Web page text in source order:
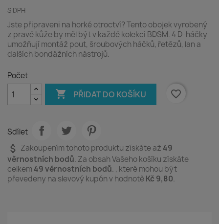
S DPH
Jste připraveni na horké otroctví? Tento obojek vyrobený
z pravé kůže by měl být v každé kolekci BDSM. 4 D-háčky
umožňují montáž pout, šroubových háčků, řetězů, lan a
dalších bondážních nástrojů.
Počet
 PŘIDAT DO KOŠÍKU favorite_border
Sdílet
attach_money Zakoupením tohoto produktu získáte až 49
věrnostních bodů. Za obsah Vašeho košíku získáte
celkem 49věrnostních bodů. , které mohou být
převedeny na slevový kupón v hodnotěKč 9,80.